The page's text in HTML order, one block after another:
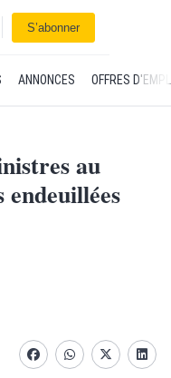
S’abonner
ANNONCES OFFRES
au
endeuillées
FacebookwhatsappTwitter